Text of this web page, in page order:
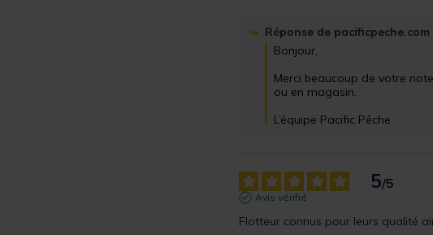
Réponse de pacificpeche.com
Bonjour,
Merci beaucoup de votre
ou en magasin.
L’équipe Pacific Pêche
5/5
Avis vérifié
Flotteur connus pour leurs qualité